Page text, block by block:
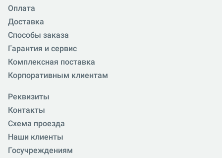
Оплата
Доставка
Способы заказа
Гарантия и сервис
Комплексная поставка
Корпоративным клиентам
Реквизиты
Контакты
Схема проезда
Наши клиенты
Госучреждениям